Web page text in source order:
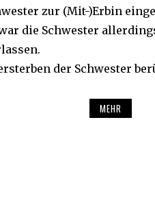
zur (Mit-)Erbin
die Schwester
der Schwester
MEHR